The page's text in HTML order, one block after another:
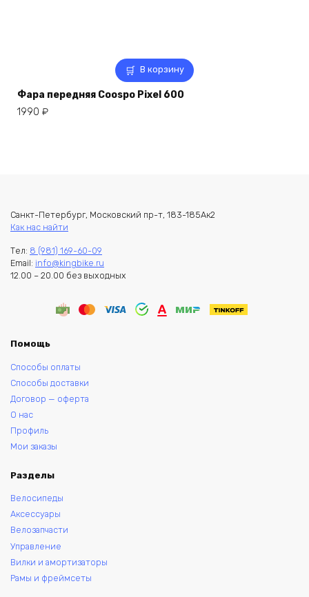
В корзину
Фара передняя Coospo Pixel 600
1990 ₽
Санкт-Петербург, Московский пр-т, 183-185Ак2
Как нас найти
Тел: 8 (981) 169-60-09
Email: info@kingbike.ru
12.00 – 20.00 без выходных
Помощь
Способы оплаты
Способы доставки
Договор — оферта
О нас
Профиль
Мои заказы
Разделы
Велосипеды
Аксессуары
Велозапчасти
Управление
Вилки и амортизаторы
Рамы и фреймсеты